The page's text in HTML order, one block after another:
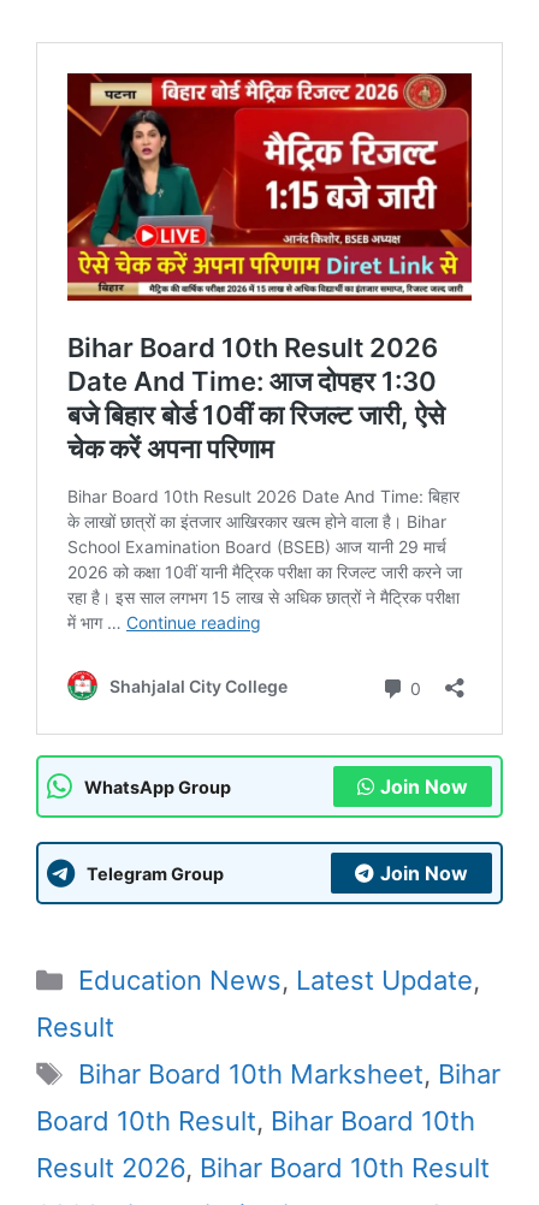
WhatsApp Group Join Now
Telegram Group Join Now
Categories
Education News, Latest Update,
Result
Tags
Bihar Board 10th Marksheet, Bihar
Board 10th Result, Bihar Board 10th
Result 2026, Bihar Board 10th Result